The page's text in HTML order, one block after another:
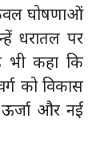
घोषणाओं
धरातल पर
भी कहा कि
को विकास
और नई